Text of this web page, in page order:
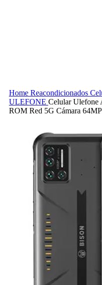
Home Reacondicionados
ULEFONE Celular Ulefone
ROM Red 5G Cámara